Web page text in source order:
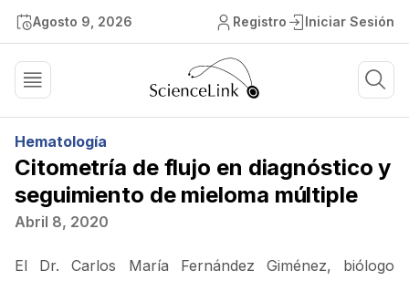
Agosto 9, 2026 Registro Iniciar Sesión
Hematología
Citometría de flujo en diagnóstico y
seguimiento de mieloma múltiple
Abril 8, 2020
El Dr. Carlos María Fernández Giménez, biólogo